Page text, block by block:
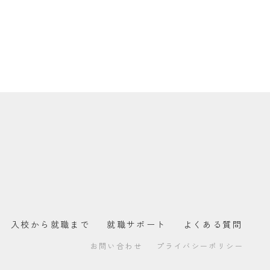
入校から就職まで 就職サポート よくある質問
お問い合わせ プライバシーポリシー